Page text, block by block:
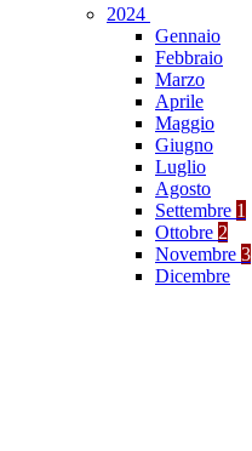
2024
Gennaio
Febbraio
Marzo
Aprile
Maggio
Giugno
Luglio
Agosto
Settembre 1
Ottobre 2
Novembre 3
Dicembre